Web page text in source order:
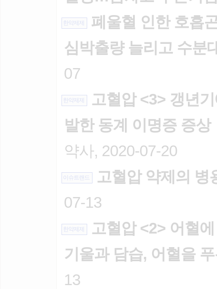
한약제제
폐울혈 인한 호흡
심박출량 늘리고 수분
07
한약제제
고혈압 <3> 갱년
발한 동계 이명증 증
약사, 2020-07-20
이슈트랜드
고혈압 약제의 병
07-13
한약제제
고혈압 <2> 어혈
기울과 담습, 어혈을
13